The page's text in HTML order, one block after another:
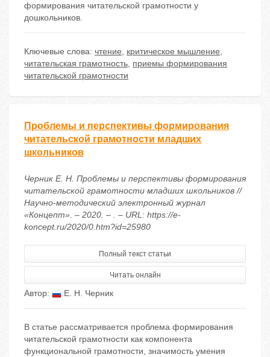
формирования читательской грамотности у
дошкольников.
Ключевые слова: чтение, критическое мышление,
читательская грамотность, приемы формирования
читательской грамотности
Проблемы и перспективы формирования
читательской грамотности младших
школьников
Черник Е. Н. Проблемы и перспективы формирования
читательской грамотности младших школьников //
Научно-методический электронный журнал
«Концепт». – 2020. – . – URL: https://e-
koncept.ru/2020/0.htm?id=25980
Полный текст статьи
Читать онлайн
Автор: Е. Н. Черник
В статье рассматривается проблема формирования
читательской грамотности как компонента
функциональной грамотности, значимость умения